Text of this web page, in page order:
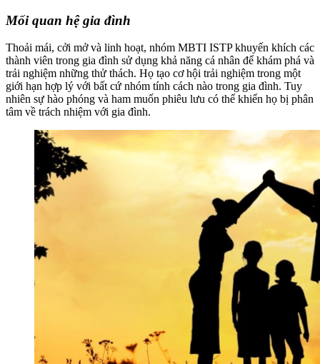
Mối quan hệ gia đình
Thoải mái, cởi mở và linh hoạt, nhóm MBTI ISTP khuyến khích các
thành viên trong gia đình sử dụng khả năng cá nhân để khám phá và
trải nghiệm những thử thách. Họ tạo cơ hội trải nghiệm trong một
giới hạn hợp lý với bất cứ nhóm tính cách nào trong gia đình. Tuy
nhiên sự hào phóng và ham muốn phiêu lưu có thể khiến họ bị phân
tâm về trách nhiệm với gia đình.